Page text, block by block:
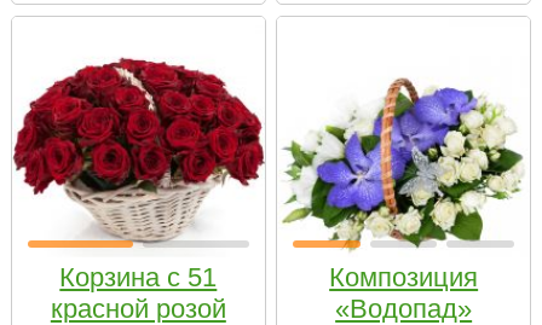
Корзина с 51
красной розой
Композиция
«Водопад»